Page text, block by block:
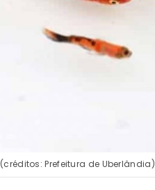
(créditos: Prefeitura de Uberlândia)